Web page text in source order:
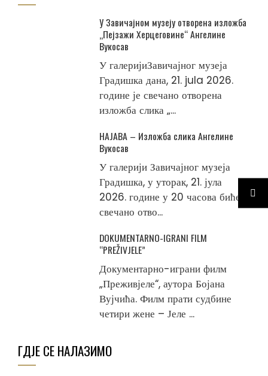
У Завичајном музеју отворена изложба
„Пејзажи Херцеговине“ Ангелине
Вукосав
У галеријиЗавичајног музеја
Градишка дана, 21. jula 2026.
године је свечано отворена
изложба слика „...
НАЈАВА – Изложба слика Ангелине
Вукосав
У галерији Завичајног музеја
Градишка, у уторак, 21. јула
2026. године у 20 часова биће
свечано отво...
DOKUMENTARNO-IGRANI FILM
“PREŽIVJELE”
Документарно-играни филм
„Преживјеле“, аутора Бојана
Вујчића. Филм прати судбине
четири жене – Јеле ...
ГДЈЕ СЕ НАЛАЗИМО